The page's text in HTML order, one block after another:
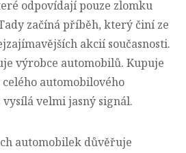
odpovídají pouze zlomku
začíná příběh, který činí ze
akcií současnosti.
výrobce automobilů. Kupuje
automobilového
velmi jasný signál.
automobilek důvěřuje